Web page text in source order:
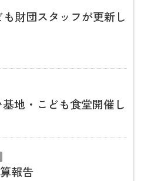
財団スタッフが更新し
地・こども食堂開催し
報告